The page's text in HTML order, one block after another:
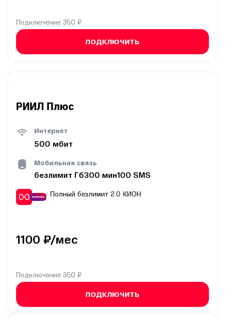
Подключение 350 ₽
ПОДКЛЮЧИТЬ
РИИЛ Плюс
Интернет
500 мбит
Мобильная связь
безлимит Гб300 мин100 SMS
Полный безлимит 2.0 КИОН
1100 ₽/мес
Подключение 350 ₽
ПОДКЛЮЧИТЬ